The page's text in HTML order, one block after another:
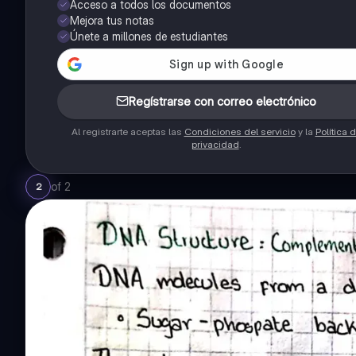
Acceso a todos los documentos
Mejora tus notas
Únete a millones de estudiantes
Regístrarse con correo electrónico
Al registrarte aceptas las Condiciones del servicioy la Política
privacidad.
2 of 2